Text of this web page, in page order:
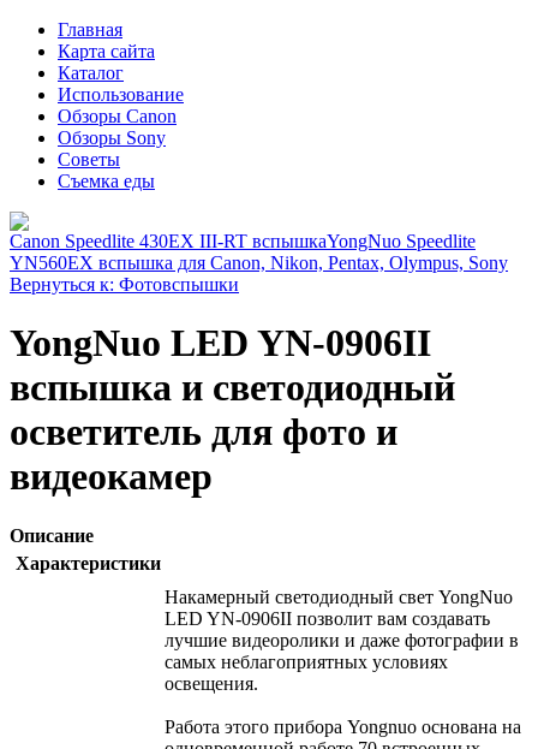
Главная
Карта сайта
Каталог
Использование
Обзоры Canon
Обзоры Sony
Советы
Съемка еды
Canon Speedlite 430EX III-RT вспышкаYongNuo Speedlite
YN560EX вспышка для Canon, Nikon, Pentax, Olympus, Sony
Вернуться к: Фотовспышки
YongNuo LED YN-0906II
вспышка и светодиодный
осветитель для фото и
видеокамер
Описание
Характеристики
Накамерный светодиодный свет YongNuo
LED YN-0906II позволит вам создавать
лучшие видеоролики и даже фотографии в
самых неблагоприятных условиях
освещения.
Работа этого прибора Yongnuo основана на